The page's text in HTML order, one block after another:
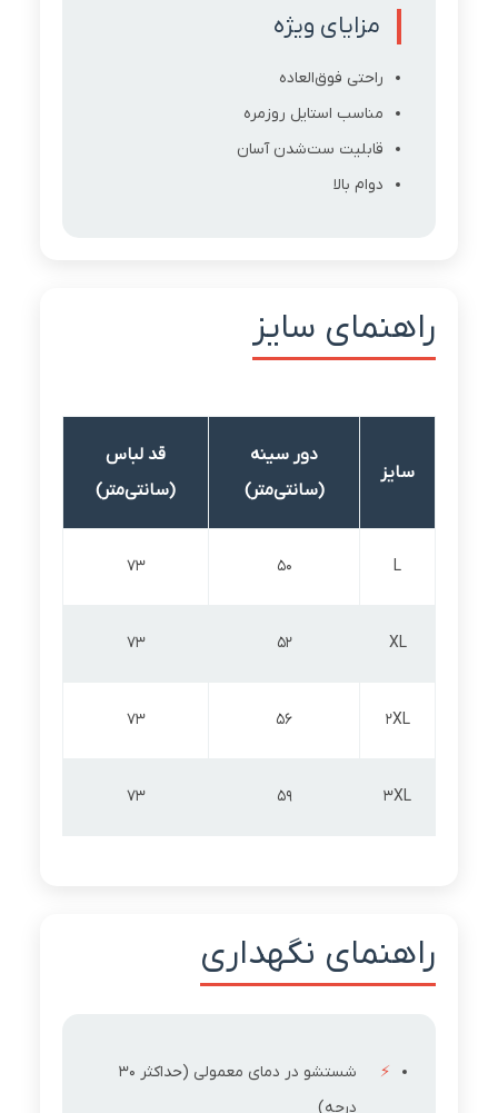
مزایای ویژه
راحتی فوق‌العاده
مناسب استایل روزمره
قابلیت ست‌شدن آسان
دوام بالا
راهنمای سایز
سایز
دور سینه
(سانتی‌متر)
قد لباس
(سانتی‌متر)
L
50
73
XL
52
73
2XL
56
73
3XL
59
73
راهنمای نگهداری
شستشو در دمای معمولی (حداکثر 30
درجه)